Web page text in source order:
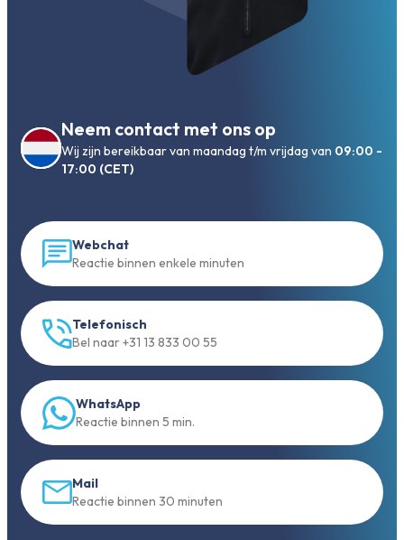
Neem contact met ons op
Wij zijn bereikbaar van maandag t/m vrijdag van 09:00 -
17:00 (CET)
Webchat
Reactie binnen enkele minuten
Telefonisch
Bel naar +31 13 833 00 55
WhatsApp
Reactie binnen 5 min.
Mail
Reactie binnen 30 minuten